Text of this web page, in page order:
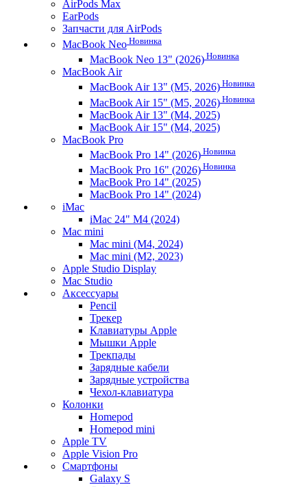
AirPods Max
EarPods
Запчасти для AirPods
MacBook Neo Новинка
MacBook Neo 13" (2026) Новинка
MacBook Air
MacBook Air 13" (M5, 2026) Новинка
MacBook Air 15" (M5, 2026) Новинка
MacBook Air 13" (M4, 2025)
MacBook Air 15" (M4, 2025)
MacBook Pro
MacBook Pro 14" (2026) Новинка
MacBook Pro 16" (2026) Новинка
MacBook Pro 14" (2025)
MacBook Pro 14" (2024)
iMac
iMac 24" M4 (2024)
Mac mini
Mac mini (M4, 2024)
Mac mini (M2, 2023)
Apple Studio Display
Mac Studio
Аксессуары
Pencil
Трекер
Клавиатуры Apple
Мышки Apple
Трекпады
Зарядные кабели
Зарядные устройства
Чехол-клавиатура
Колонки
Homepod
Homepod mini
Apple TV
Apple Vision Pro
Смартфоны
Galaxy S